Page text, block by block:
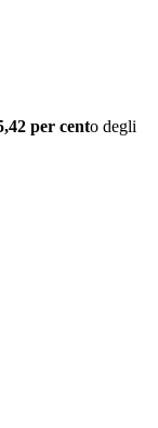
per cento degli